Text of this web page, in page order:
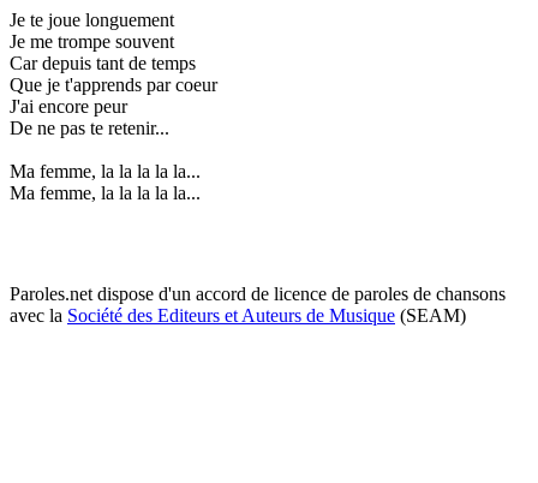
Je te joue longuement
Je me trompe souvent
Car depuis tant de temps
Que je t'apprends par coeur
J'ai encore peur
De ne pas te retenir...
Ma femme, la la la la la...
Ma femme, la la la la la...
Paroles.net dispose d'un accord de licence de paroles de chansons
avec la Société des Editeurs et Auteurs de Musique (SEAM)